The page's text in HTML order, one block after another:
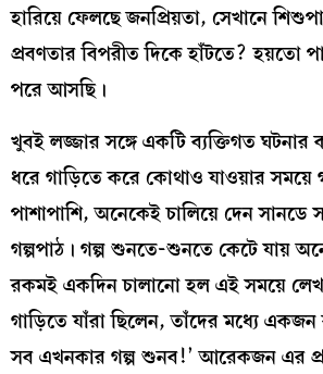
হারিয়ে ফেলছে জনপ্রিয়তা, সেখানে
প্রবণতার বিপরীত দিকে হাঁটতে? হয়তো
পরে আসছি।
খুবই লজ্জার সঙ্গে একটি ব্যক্তিগত
ধরে গাড়িতে করে কোথাও যাওয়ার সময়ে
পাশাপাশি, অনেকেই চালিয়ে দেন
গল্পপাঠ। গল্প শুনতে-শুনতে কেটে যায়
রকমই একদিন চালানো হল এই সময়ে
গাড়িতে যাঁরা ছিলেন, তাঁদের মধ্যে
সব এখনকার গল্প শুনব!’ আরেকজন এর